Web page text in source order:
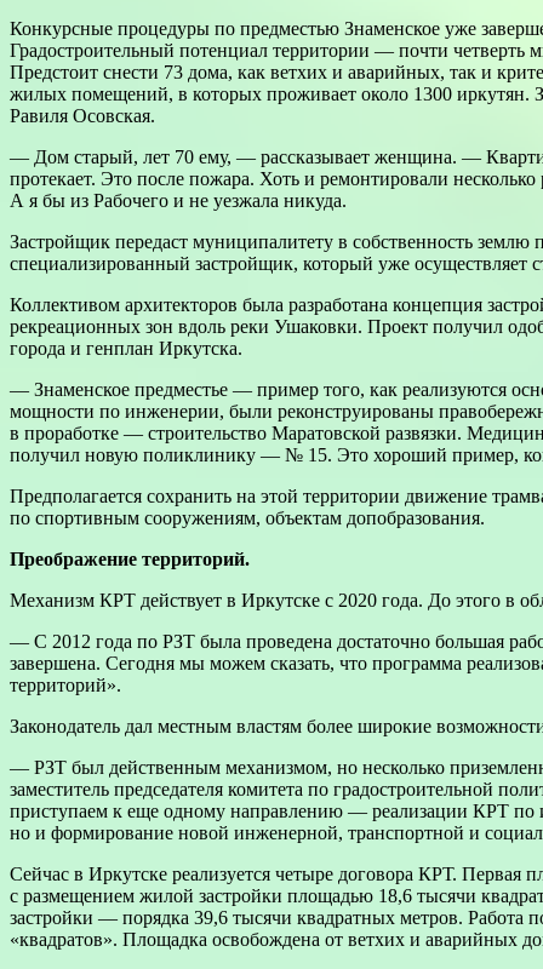
Конкурсные процедуры по предместью Знаменское уже
Градостроительный потенциал территории — почти
Предстоит снести 73 дома, как ветхих и аварийных, так и
жилых помещений, в которых проживает около 1300 иркутян.
Равиля Осовская.
— Дом старый, лет 70 ему, — рассказывает женщина. —
протекает. Это после пожара. Хоть и ремонтировали
А я бы из Рабочего и не уезжала никуда.
Застройщик передаст муниципалитету в собственность землю
специализированный застройщик, который уже осуществляет
Коллективом архитекторов была разработана концепция
рекреационных зон вдоль реки Ушаковки. Проект получил
города и генплан Иркутска.
— Знаменское предместье — пример того, как реализуются
мощности по инженерии, были реконструированы
в проработке — строительство Маратовской развязки.
получил новую поликлинику — № 15. Это хороший пример,
Предполагается сохранить на этой территории движение
по спортивным сооружениям, объектам допобразования.
Преображение территорий.
Механизм КРТ действует в Иркутске с 2020 года. До этого в
— С 2012 года по РЗТ была проведена достаточно большая
завершена. Сегодня мы можем сказать, что программа
территорий».
Законодатель дал местным властям более широкие
— РЗТ был действенным механизмом, но несколько
заместитель председателя комитета по градостроительной
приступаем к еще одному направлению — реализации КРТ по
но и формирование новой инженерной, транспортной и
Сейчас в Иркутске реализуется четыре договора КРТ.
с размещением жилой застройки площадью 18,6 тысячи
застройки — порядка 39,6 тысячи квадратных метров. Работа
«квадратов». Площадка освобождена от ветхих и аварийных